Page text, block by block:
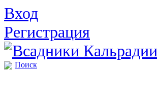
Вход
Регистрация
Поиск